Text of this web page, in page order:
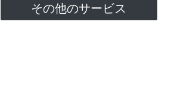
その他のサービス